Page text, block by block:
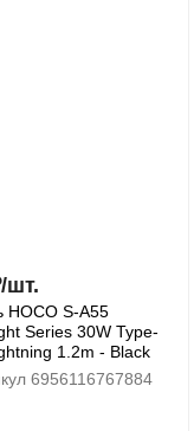
/шт.
HOCO S-A55
Series 30W Type-
1.2m - Black
6956116767884